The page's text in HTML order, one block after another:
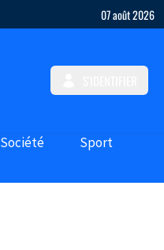
07 août 2026
Société Sport